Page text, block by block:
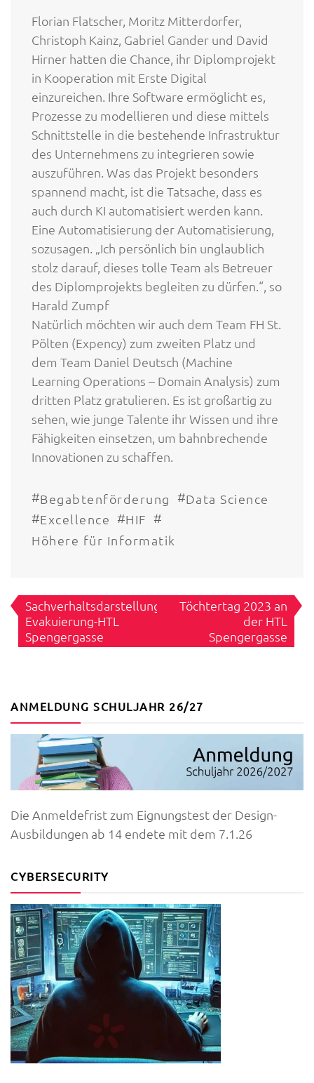
Florian Flatscher, Moritz Mitterdorfer,
Christoph Kainz, Gabriel Gander und David
Hirner hatten die Chance, ihr Diplomprojekt
in Kooperation mit Erste Digital
einzureichen. Ihre Software ermöglicht es,
Prozesse zu modellieren und diese mittels
Schnittstelle in die bestehende Infrastruktur
des Unternehmens zu integrieren sowie
auszuführen. Was das Projekt besonders
spannend macht, ist die Tatsache, dass es
auch durch KI automatisiert werden kann.
Eine Automatisierung der Automatisierung,
sozusagen. „Ich persönlich bin unglaublich
stolz darauf, dieses tolle Team als Betreuer
des Diplomprojekts begleiten zu dürfen.“, so
Harald Zumpf
Natürlich möchten wir auch dem Team FH St.
Pölten (Expency) zum zweiten Platz und
dem Team Daniel Deutsch (Machine
Learning Operations – Domain Analysis) zum
dritten Platz gratulieren. Es ist großartig zu
sehen, wie junge Talente ihr Wissen und ihre
Fähigkeiten einsetzen, um bahnbrechende
Innovationen zu schaffen.
#Begabtenförderung #Data Science
#Excellence #HIF #
Höhere für Informatik
Sachverhaltsdarstellung
Evakuierung-HTL
Spengergasse
Töchtertag 2023 an
der HTL
Spengergasse
ANMELDUNG SCHULJAHR 26/27
Die Anmeldefrist zum Eignungstest der Design-
Ausbildungen ab 14 endete mit dem 7.1.26
CYBERSECURITY